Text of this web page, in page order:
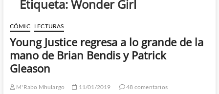
Etiqueta:Wonder Girl
CÓMIC LECTURAS
Young Justice regresa a lo grande de la
mano de Brian Bendis y Patrick
Gleason
M'Rabo Mhulargo 11/01/2019
48 comentarios